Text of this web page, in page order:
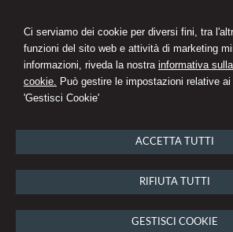
Ci serviamo dei cookie per diversi fini, tra
funzioni del sito web e attività di marketing
informazioni, riveda la nostra informativa
cookie. Può gestire le impostazioni relative
'Gestisci Cookie'
ACCETTA TUTTI
RIFIUTA TUTTI
GESTISCI COOKIE